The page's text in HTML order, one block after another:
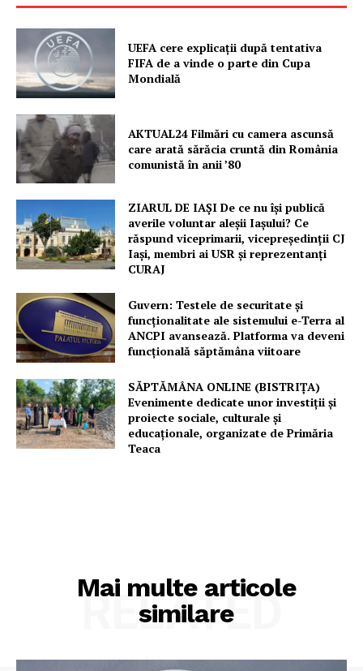
PRESShub
Despre noi / Echipa
Rețea
Contact
UEFA cere explicații după tentativa
FIFA de a vinde o parte din Cupa
Mondială
AKTUAL24 Filmări cu camera ascunsă
care arată sărăcia cruntă din România
comunistă în anii ’80
ZIARUL DE IAȘI De ce nu își publică
averile voluntar aleșii Iașului? Ce
răspund viceprimarii, vicepreședinții CJ
Iași, membri ai USR și reprezentanți
CURAJ
Guvern: Testele de securitate și
funcționalitate ale sistemului e-Terra al
ANCPI avansează. Platforma va deveni
funcțională săptămâna viitoare
SĂPTĂMÂNA ONLINE (BISTRIȚA)
Evenimente dedicate unor investiții și
proiecte sociale, culturale și
educaționale, organizate de Primăria
Teaca
Mai multe articole
similare
RELATED